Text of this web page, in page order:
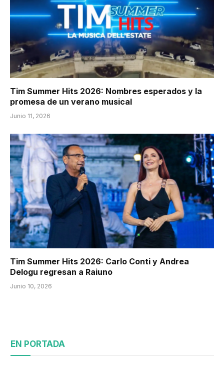
Tim Summer Hits 2026: Nombres esperados y la
promesa de un verano musical
Junio 11, 2026
Tim Summer Hits 2026: Carlo Conti y Andrea
Delogu regresan a Raiuno
Junio 10, 2026
EN PORTADA